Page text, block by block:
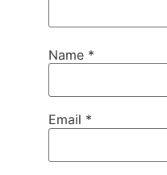
Name *
Email *